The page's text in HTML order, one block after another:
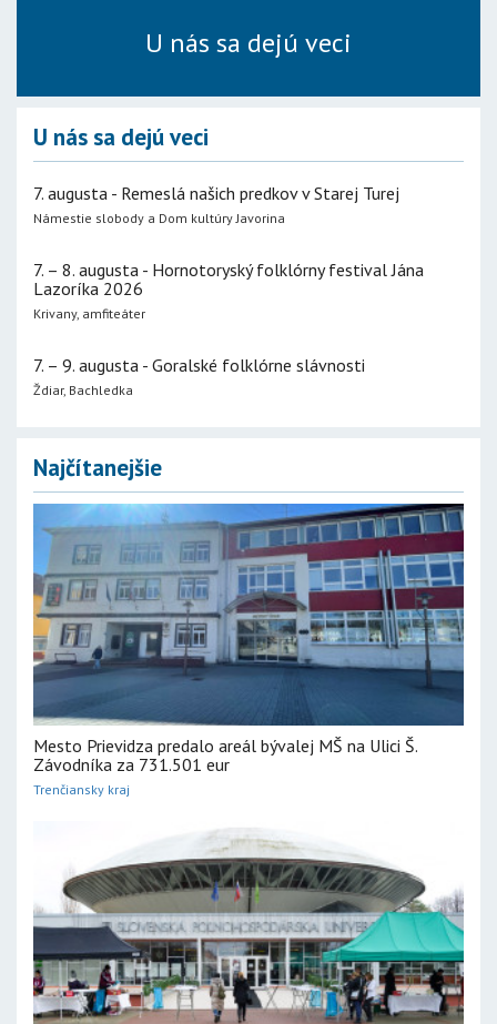
U nás sa dejú veci
U nás sa dejú veci
7. augusta - Remeslá našich predkov v Starej Turej
Námestie slobody a Dom kultúry Javorina
7. – 8. augusta - Hornotoryský folklórny festival Jána
Lazoríka 2026
Krivany, amfiteáter
7. – 9. augusta - Goralské folklórne slávnosti
Ždiar, Bachledka
Najčítanejšie
Mesto Prievidza predalo areál bývalej MŠ na Ulici Š.
Závodníka za 731.501 eur
Trenčiansky kraj